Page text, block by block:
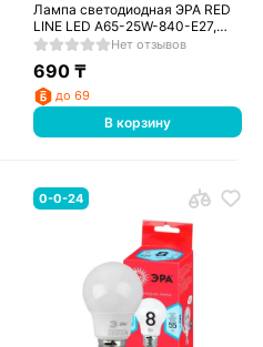
Лампа светодиодная ЭРА RED
LINE LED A65-25W-840-E27,
нейтральныйНет отзывов
690 ₸
до 69
В корзину
0-0-24